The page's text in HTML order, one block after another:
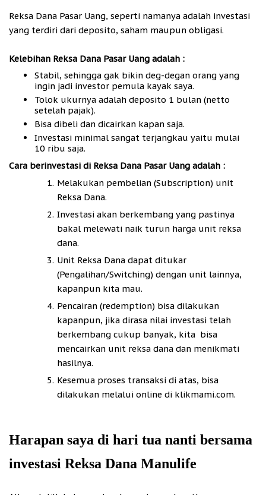
Reksa Dana Pasar Uang, seperti namanya adalah investasi
yang terdiri dari deposito, saham maupun obligasi.
Kelebihan Reksa Dana Pasar Uang adalah :
Stabil, sehingga gak bikin deg-degan orang yang
ingin jadi investor pemula kayak saya.
Tolok ukurnya adalah deposito 1 bulan (netto
setelah pajak).
Bisa dibeli dan dicairkan kapan saja.
Investasi minimal sangat terjangkau yaitu mulai
10 ribu saja.
Cara berinvestasi di Reksa Dana Pasar Uang adalah :
Melakukan pembelian (Subscription) unit
Reksa Dana.
Investasi akan berkembang yang pastinya
bakal melewati naik turun harga unit reksa
dana.
Unit Reksa Dana dapat ditukar
(Pengalihan/Switching) dengan unit lainnya,
kapanpun kita mau.
Pencairan (redemption) bisa dilakukan
kapanpun, jika dirasa nilai investasi telah
berkembang cukup banyak, kita bisa
mencairkan unit reksa dana dan menikmati
hasilnya.
Kesemua proses transaksi di atas, bisa
dilakukan melalui online di klikmami.com.
Harapan saya di hari tua nanti bersama
investasi Reksa Dana Manulife